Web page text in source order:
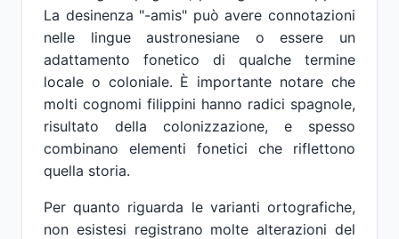
La desinenza "-amis" può avere connotazioni
nelle lingue austronesiane o essere un
adattamento fonetico di qualche termine
locale o coloniale. È importante notare che
molti cognomi filippini hanno radici spagnole,
risultato della colonizzazione, e spesso
combinano elementi fonetici che riflettono
quella storia.
Per quanto riguarda le varianti ortografiche,
non esistesi registrano molte alterazioni del